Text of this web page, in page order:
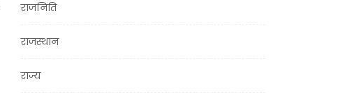
राजनिति
राजस्थान
राज्य